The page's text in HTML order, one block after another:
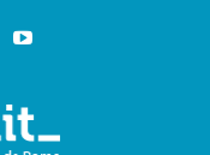
inquiétant
d'espoir pour